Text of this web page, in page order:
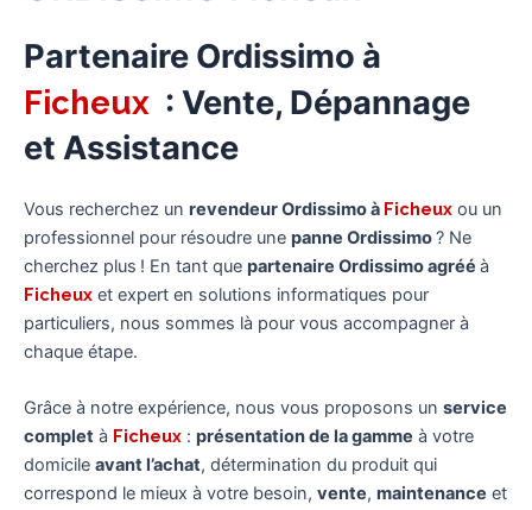
Partenaire Ordissimo à
Ficheux : Vente, Dépannage
et Assistance
Vous recherchez un revendeur Ordissimo à Ficheux ou un
professionnel pour résoudre une panne Ordissimo? Ne
cherchez plus ! En tant que partenaire Ordissimo agréé à
Ficheux et expert en solutions informatiques pour
particuliers, nous sommes là pour vous accompagner à
chaque étape.
Grâce à notre expérience, nous vous proposons un service
complet à Ficheux : présentation de la gamme à votre
domicile avant l’achat, détermination du produit qui
correspond le mieux à votre besoin, vente, maintenance et